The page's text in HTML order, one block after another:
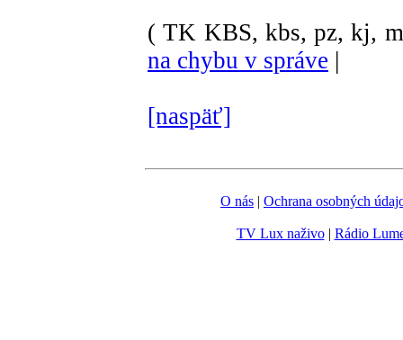
( TK KBS, kbs, pz, kj,
na chybu v správe |
[naspäť]
O nás | Ochrana osobných
TV Lux naživo| Rádio